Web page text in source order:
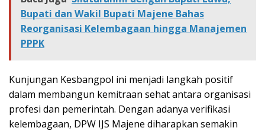
Bupati dan Wakil Bupati Majene Bahas
Reorganisasi Kelembagaan hingga Manajemen
PPPK
Kunjungan Kesbangpol ini menjadi langkah positif
dalam membangun kemitraan sehat antara organisasi
profesi dan pemerintah. Dengan adanya verifikasi
kelembagaan, DPW IJS Majene diharapkan semakin